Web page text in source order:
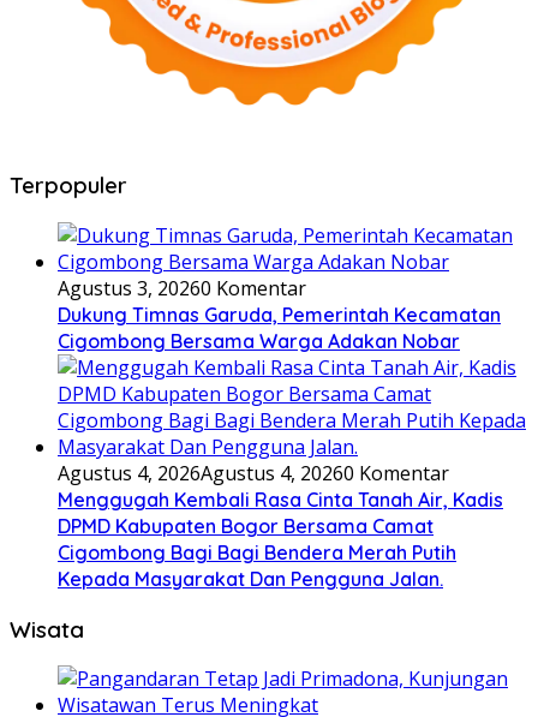
Terpopuler
Agustus 3, 20260 Komentar
Dukung Timnas Garuda, Pemerintah Kecamatan
Cigombong Bersama Warga Adakan Nobar
Agustus 4, 2026Agustus 4, 20260 Komentar
Menggugah Kembali Rasa Cinta Tanah Air, Kadis
DPMD Kabupaten Bogor Bersama Camat
Cigombong Bagi Bagi Bendera Merah Putih
Kepada Masyarakat Dan Pengguna Jalan.
Wisata